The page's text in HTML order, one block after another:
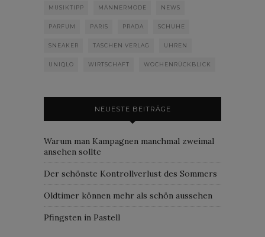
MUSIKTIPP MÄNNERMODE NEWS
PARFUM PARIS PRADA SCHUHE
SNEAKER TASCHEN VERLAG UHREN
UNIQLO WIRTSCHAFT WOCHENRÜCKBLICK
NEUESTE BEITRÄGE
Warum man Kampagnen manchmal zweimal
ansehen sollte
Der schönste Kontrollverlust des Sommers
Oldtimer können mehr als schön aussehen
Pfingsten in Pastell